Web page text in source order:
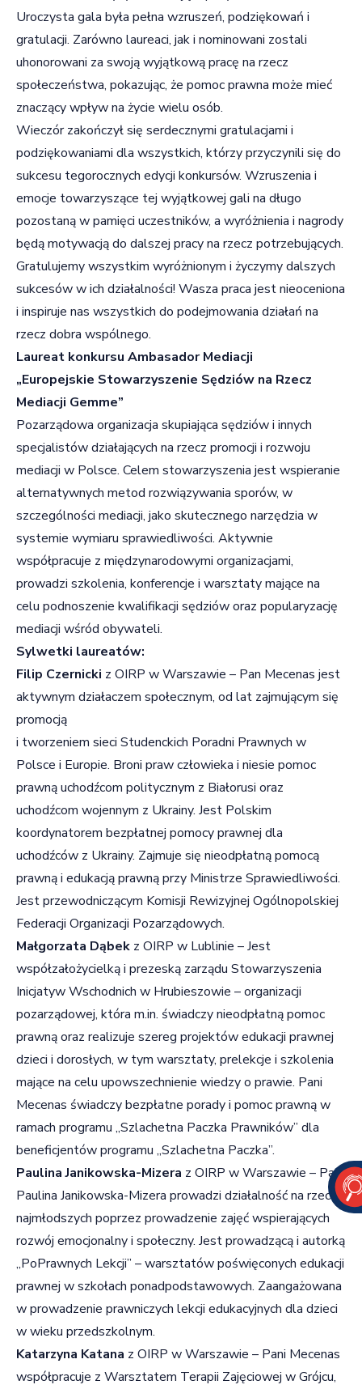
Uroczysta gala była pełna wzruszeń, podziękowań i
gratulacji. Zarówno laureaci, jak i nominowani zostali
uhonorowani za swoją wyjątkową pracę na rzecz
społeczeństwa, pokazując, że pomoc prawna może mieć
znaczący wpływ na życie wielu osób.
Wieczór zakończył się serdecznymi gratulacjami i
podziękowaniami dla wszystkich, którzy przyczynili się do
sukcesu tegorocznych edycji konkursów. Wzruszenia i
emocje towarzyszące tej wyjątkowej gali na długo
pozostaną w pamięci uczestników, a wyróżnienia i nagrody
będą motywacją do dalszej pracy na rzecz potrzebujących.
Gratulujemy wszystkim wyróżnionym i życzymy dalszych
sukcesów w ich działalności! Wasza praca jest nieoceniona
i inspiruje nas wszystkich do podejmowania działań na
rzecz dobra wspólnego.
Laureat konkursu Ambasador Mediacji
„Europejskie Stowarzyszenie Sędziów na Rzecz
Mediacji Gemme”
Pozarządowa organizacja skupiająca sędziów i innych
specjalistów działających na rzecz promocji i rozwoju
mediacji w Polsce. Celem stowarzyszenia jest wspieranie
alternatywnych metod rozwiązywania sporów, w
szczególności mediacji, jako skutecznego narzędzia w
systemie wymiaru sprawiedliwości. Aktywnie
współpracuje z międzynarodowymi organizacjami,
prowadzi szkolenia, konferencje i warsztaty mające na
celu podnoszenie kwalifikacji sędziów oraz popularyzację
mediacji wśród obywateli.
Sylwetki laureatów:
Filip Czernicki z OIRP w Warszawie – Pan Mecenas jest
aktywnym działaczem społecznym, od lat zajmującym się
promocją
i tworzeniem sieci Studenckich Poradni Prawnych w
Polsce i Europie. Broni praw człowieka i niesie pomoc
prawną uchodźcom politycznym z Białorusi oraz
uchodźcom wojennym z Ukrainy. Jest Polskim
koordynatorem bezpłatnej pomocy prawnej dla
uchodźców z Ukrainy. Zajmuje się nieodpłatną pomocą
prawną i edukacją prawną przy Ministrze Sprawiedliwości.
Jest przewodniczącym Komisji Rewizyjnej Ogólnopolskiej
Federacji Organizacji Pozarządowych.
Małgorzata Dąbek z OIRP w Lublinie – Jest
współzałożycielką i prezeską zarządu Stowarzyszenia
Inicjatyw Wschodnich w Hrubieszowie – organizacji
pozarządowej, która m.in. świadczy nieodpłatną pomoc
prawną oraz realizuje szereg projektów edukacji prawnej
dzieci i dorosłych, w tym warsztaty, prelekcje i szkolenia
mające na celu upowszechnienie wiedzy o prawie. Pani
Mecenas świadczy bezpłatne porady i pomoc prawną w
ramach programu „Szlachetna Paczka Prawników” dla
beneficjentów programu „Szlachetna Paczka”.
Paulina Janikowska-Mizera z OIRP w Warszawie – Pani
Paulina Janikowska-Mizera prowadzi działalność na rzecz
najmłodszych poprzez prowadzenie zajęć wspierających
rozwój emocjonalny i społeczny. Jest prowadzącą i autorką
„PoPrawnych Lekcji” – warsztatów poświęconych edukacji
prawnej w szkołach ponadpodstawowych. Zaangażowana
w prowadzenie prawniczych lekcji edukacyjnych dla dzieci
w wieku przedszkolnym.
Katarzyna Katana z OIRP w Warszawie – Pani Mecenas
współpracuje z Warsztatem Terapii Zajęciowej w Grójcu,